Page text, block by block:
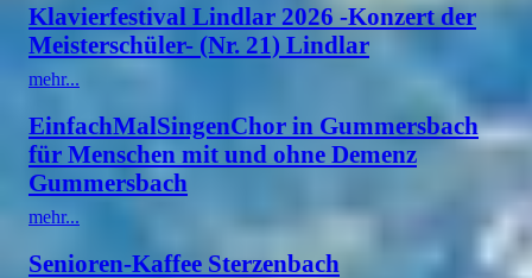
Klavierfestival Lindlar 2026 -Konzert der
Meisterschüler- (Nr. 21) Lindlar
mehr...
EinfachMalSingenChor in Gummersbach
für Menschen mit und ohne Demenz
Gummersbach
mehr...
Senioren-Kaffee Sterzenbach